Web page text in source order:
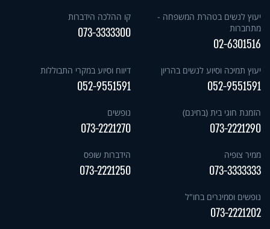
יעוץ לנשים בטהרת המשפחה -
מתחברות
02-6301516
קו ההלכה הידברות
073-3333300
יעוץ תמיכה וסיוע לנשים בהריון
052-9551591
דיווח וסיוע במקרי התבוללות
052-9551591
הזמנת חוגי בית (בחינם)
073-2221290
נופשים
073-2221270
ממיר צופיה
073-3333333
הידברות שופס
073-2221250
נופשים וסמינרים בחו"ל
073-2221202